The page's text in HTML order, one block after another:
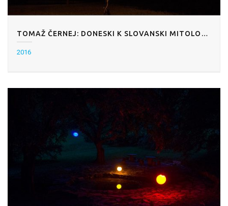
TOMAŽ ČERNEJ: DONESKI K SLOVANSKI MITOLOGIJI
2016